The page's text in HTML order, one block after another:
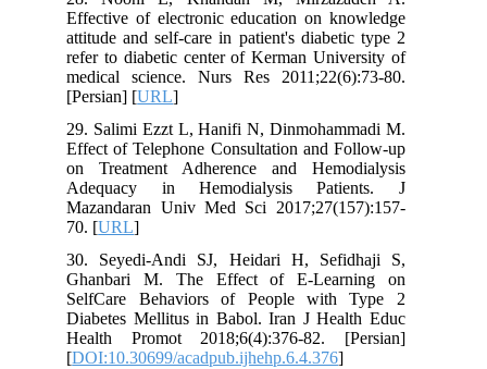
Effective of electronic education on knowledge
attitude and self-care in patient's diabetic type 2
refer to diabetic center of Kerman University of
medical science. Nurs Res 2011;22(6):73-80.
[Persian] [URL
29. Salimi Ezzt L, Hanifi N, Dinmohammadi M.
Effect of Telephone Consultation and Follow-up
on Treatment Adherence and Hemodialysis
Adequacy in Hemodialysis Patients. J
Mazandaran Univ Med Sci 2017;27(157):157-
70. [URL
30. Seyedi-Andi SJ, Heidari H, Sefidhaji S,
Ghanbari M. The Effect of E-Learning on
SelfCare Behaviors of People with Type 2
Diabetes Mellitus in Babol. Iran J Health Educ
Health Promot 2018;6(4):376-82. [Persian]
[DOI:10.30699/acadpub.ijhehp.6.4.376